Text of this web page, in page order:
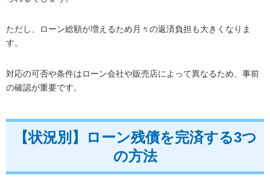
ただし、ローン総額が増えるため月々の返済負担も大きくなりま
す。
対応の可否や条件はローン会社や販売店によって異なるため、事前
の確認が重要です。
【状況別】ローン残債を完済する3つ
の方法